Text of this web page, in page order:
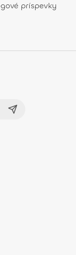
príspevky